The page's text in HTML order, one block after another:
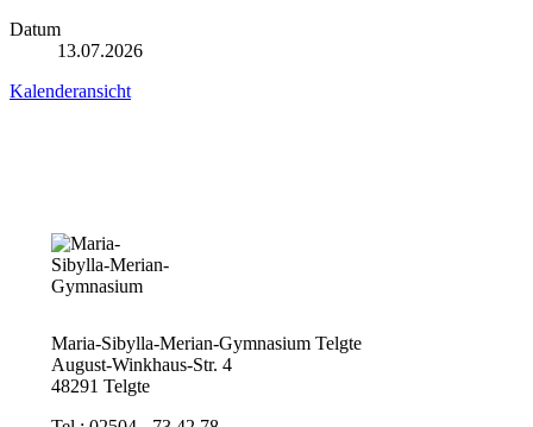
Datum
13.07.2026
Kalenderansicht
Maria-Sibylla-Merian-Gymnasium Telgte
August-Winkhaus-Str. 4
48291 Telgte